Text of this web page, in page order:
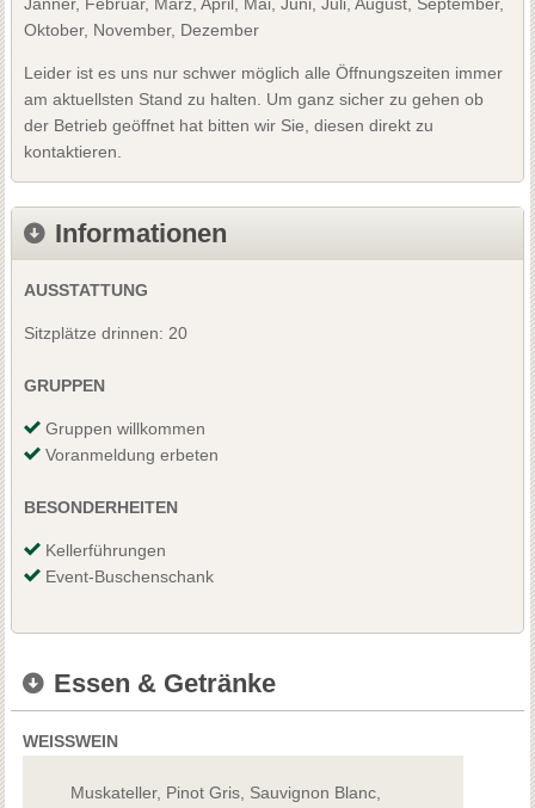
Oktober, November, Dezember
Leider ist es uns nur schwer möglich alle Öffnungszeiten immer
am aktuellsten Stand zu halten. Um ganz sicher zu gehen ob
der Betrieb geöffnet hat bitten wir Sie, diesen direkt zu
kontaktieren.
Informationen
AUSSTATTUNG
Sitzplätze drinnen: 20
GRUPPEN
Gruppen willkommen
Voranmeldung erbeten
BESONDERHEITEN
Kellerführungen
Event-Buschenschank
Essen & Getränke
WEISSWEIN
Muskateller, Pinot Gris, Sauvignon Blanc,